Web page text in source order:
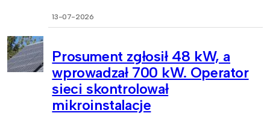
13-07-2026
Prosument zgłosił 48 kW, a
wprowadzał 700 kW. Operator
sieci skontrolował
mikroinstalacje